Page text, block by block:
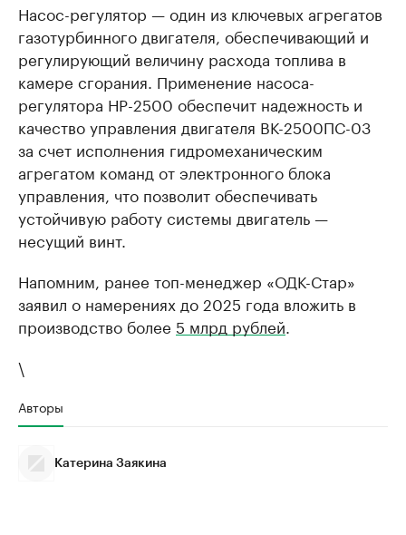
Насос-регулятор — один из ключевых агрегатов
газотурбинного двигателя, обеспечивающий и
регулирующий величину расхода топлива в
камере сгорания. Применение насоса-
регулятора НР-2500 обеспечит надежность и
качество управления двигателя ВК-2500ПС-03
за счет исполнения гидромеханическим
агрегатом команд от электронного блока
управления, что позволит обеспечивать
устойчивую работу системы двигатель —
несущий винт.
Напомним, ранее топ-менеджер «ОДК-Стар»
заявил о намерениях до 2025 года вложить в
производство более 5 млрд рублей
\
Авторы
Катерина Заякина